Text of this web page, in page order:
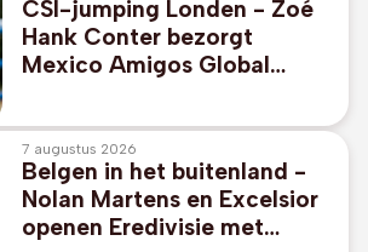
CSI-jumping Londen - Zoé
Hank Conter bezorgt
Mexico Amigos Global
overwinning in Londen
7 augustus 2026
Belgen in het buitenland -
Nolan Martens en Excelsior
openen Eredivisie met